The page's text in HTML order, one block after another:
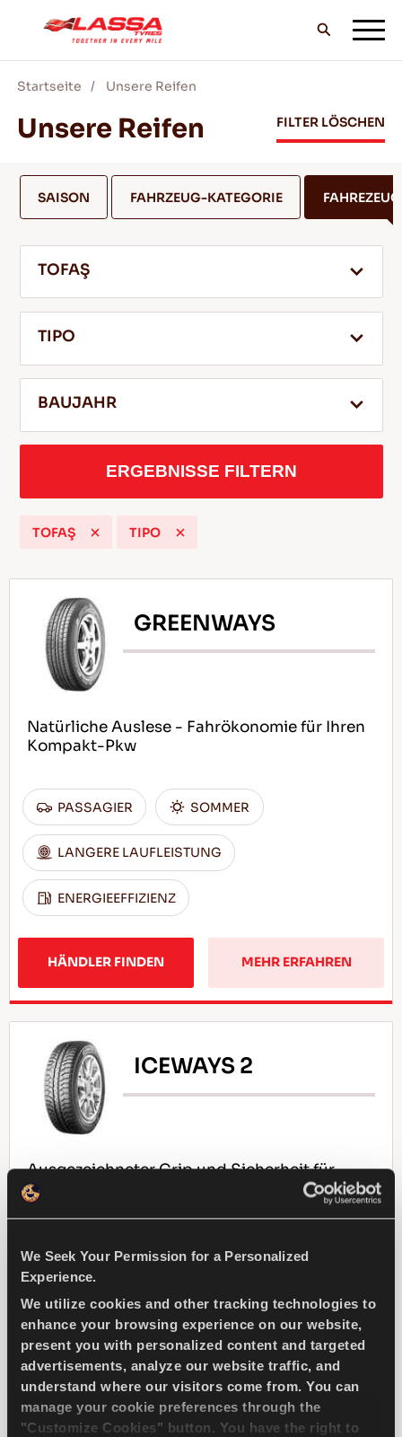
We Seek Your Permission for a Personalized
Experience.
We utilize cookies and other tracking technologies to
enhance your browsing experience on our website,
present you with personalized content and targeted
advertisements, analyze our website traffic, and
understand where our visitors come from. You can
manage your cookie preferences through the
"Customize Cookies" button. You have the right to
ALLE LASSA REIFEN
BLOG & VIDEOS
SERVICE & HILFE
Tipps für das Fahren im Schnee
WEITERLESEN
Startseite Unsere Reifen
Unsere Reifen FILTER LÖSCHEN
SAISON FAHRZEUG-KATEGORIE
TOFAŞ
TIPO
BAUJAHR
ERGEBNISSE FILTERN
TOFAŞ TIPO
GREENWAYS
Natürliche Auslese - Fahrökonomie für Ihren
Kompakt-Pkw
PASSAGIER SOMMER
LANGERE LAUFLEISTUNG
ENERGIEEFFIZIENZ
HÄNDLER FINDEN MEHR ERFAHREN
ICEWAYS 2
Ausgezeichneter Grip und Sicherheit für
Ihren Pkw
PASSAGIER WINTER
ICE TRACTION EIS BREMSEN
EIS HANDLING
HÄNDLER FINDEN MEHR ERFAHREN